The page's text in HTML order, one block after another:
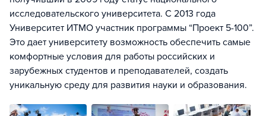
исследовательского университета. С 2013 года
Университет ИТМО участник программы “Проект 5-100”.
Это дает университету возможность обеспечить самые
комфортные условия для работы российских и
зарубежных студентов и преподавателей, создать
уникальную среду для развития науки и образования.